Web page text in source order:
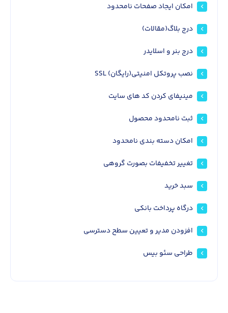
امکان ایجاد صفحات نامحدود
درج بلاگ(مقالات)
درج بنر و اسلایدر
نصب پروتکل امنیتی(رایگان) SSL
مینیفای کردن کد های سایت
ثبت نامحدود محصول
امکان دسته بندی نامحدود
تغییر تخفیفات بصورت گروهی
سبد خرید
درگاه پرداخت بانکی
افزودن مدیر و تعیین سطح دسترسی
طراحی سئو بیس